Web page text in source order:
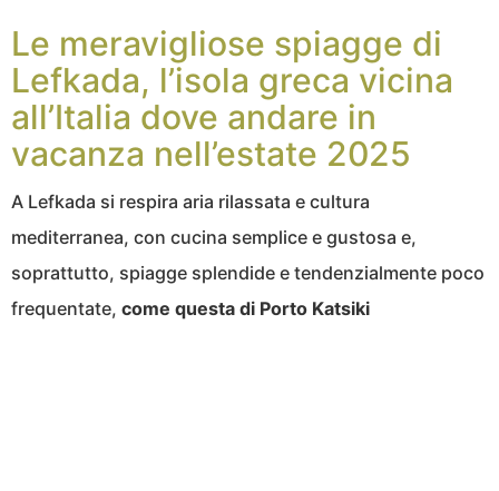
Le meravigliose spiagge di
Lefkada, l’isola greca vicina
all’Italia dove andare in
vacanza nell’estate 2025
A Lefkada si respira aria rilassata e cultura
mediterranea, con cucina semplice e gustosa e,
soprattutto, spiagge splendide e tendenzialmente poco
frequentate, come questa di Porto Katsiki